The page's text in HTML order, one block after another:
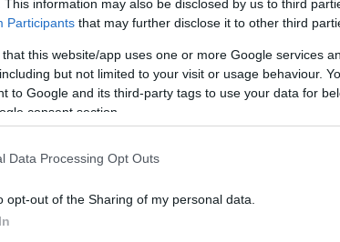
This information may also be disclosed by us to third
Participants that may further disclose it to other third
that this website/app uses one or more Google services
but not limited to your visit or usage behaviour.
to Google and its third-party tags to use your data for
consent section.
Data Processing Opt Outs
opt-out of the Sharing of my personal data.